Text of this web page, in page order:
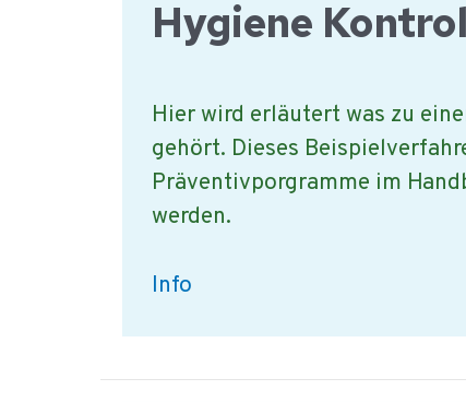
Holzkontrolle?
Hygiene
Hier wird erläutert was zu
gehört. Dieses
Präventivporgramme im
werden.
Was
einer
Info